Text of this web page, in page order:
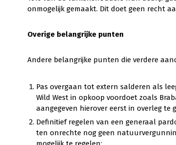
onmogelijk gemaakt. Dit doet geen recht
Overige belangrijke punten
Andere belangrijke punten die verdere
Pas overgaan tot extern salderen als
Wild West in opkoop voordoet zoals
aangegeven hierover eerst in overleg te
Definitief regelen van een generaal
ten onrechte nog geen